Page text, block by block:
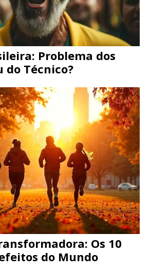
Problema dos
do Técnico?
Os 10
do Mundo